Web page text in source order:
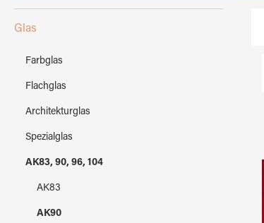
Glas
Farbglas
Flachglas
Architekturglas
Spezialglas
AK83, 90, 96, 104
AK83
AK90